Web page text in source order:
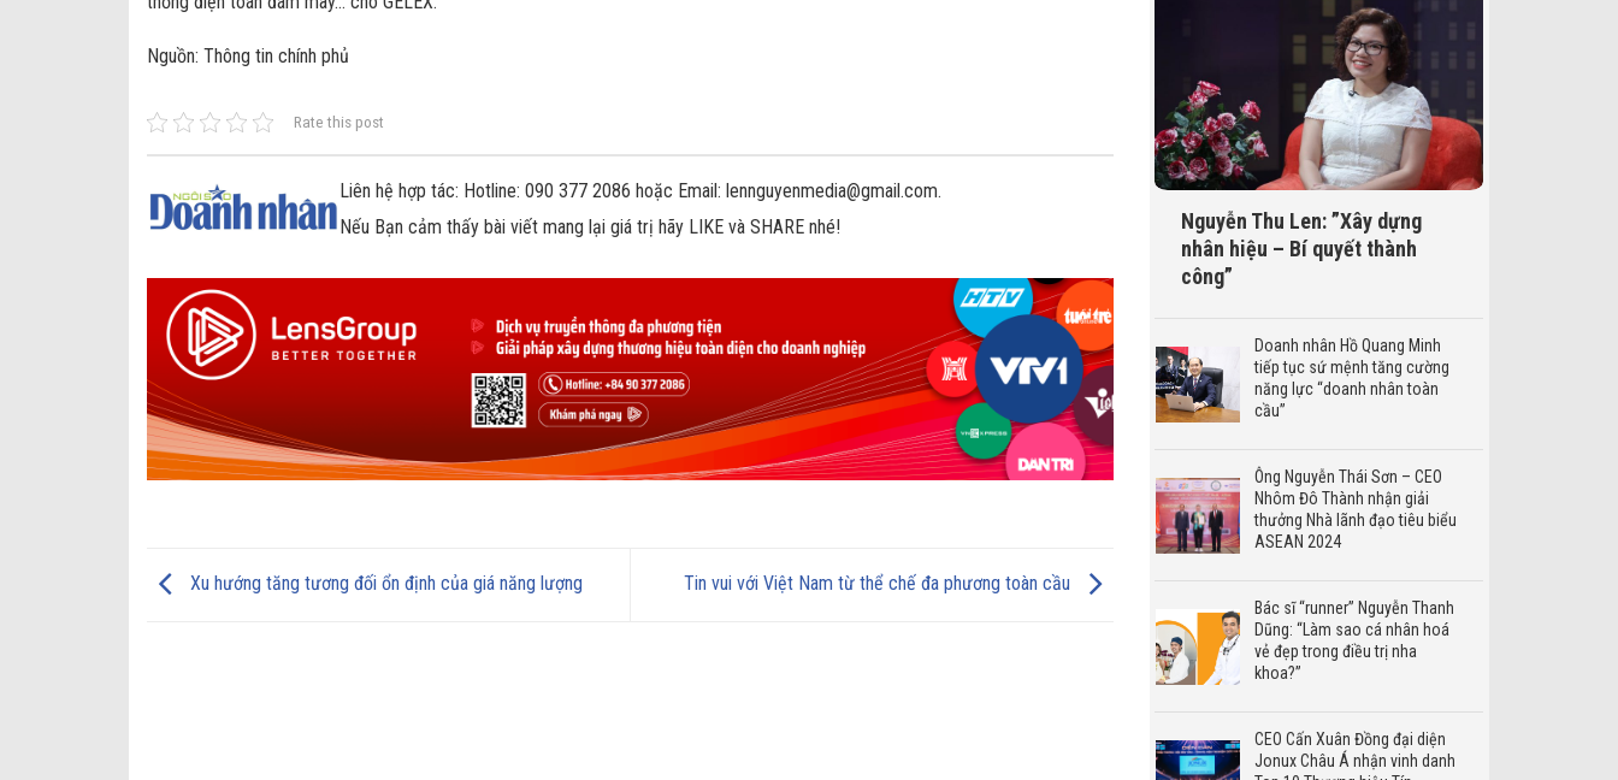
Nguồn: Thông tin chính phủ
Rate this post
Liên hệ hợp tác: Hotline: 090 377 2086 hoặc Email: lennguyenmedia@gmail.com.
Nếu Bạn cảm thấy bài viết mang lại giá trị hãy LIKE và SHARE nhé!
Xu hướng tăng tương đối ổn định của giá năng lượng Tin vui với Việt Nam từ thể chế đa phương toàn cầu
Nguyễn Thu Len: ”Xây dựng
nhân hiệu – Bí quyết thành
công”
Doanh nhân Hồ Quang Minh
tiếp tục sứ mệnh tăng cường
năng lực “doanh nhân toàn
cầu”
Ông Nguyễn Thái Sơn – CEO
Nhôm Đô Thành nhận giải
thưởng Nhà lãnh đạo tiêu biểu
ASEAN 2024
Bác sĩ “runner” Nguyễn Thanh
Dũng: “Làm sao cá nhân hoá
vẻ đẹp trong điều trị nha
khoa?”
CEO Cấn Xuân Đồng đại diện
Jonux Châu Á nhận vinh danh